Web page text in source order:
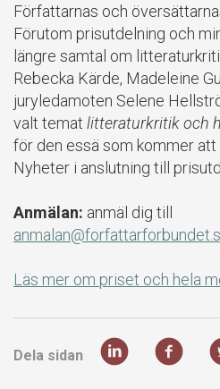
Författarnas och
Förutom prisutdelning och
längre samtal om
Rebecka Kärde, Madeleine
juryledamoten Selene
valt temat litteraturkritik och
för den essä som kommer
Nyheter i anslutning till
Anmälan: anmäl dig till
Läs mer om priset och hela
Dela sidan